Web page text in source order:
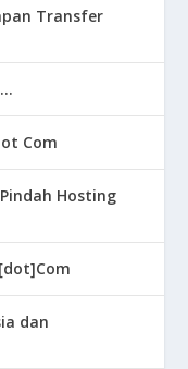
Transfer
Com
Hosting
dan